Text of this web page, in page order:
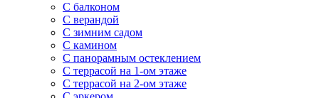
С балконом
С верандой
С зимним садом
С камином
С панорамным остеклением
С террасой на 1-ом этаже
С террасой на 2-ом этаже